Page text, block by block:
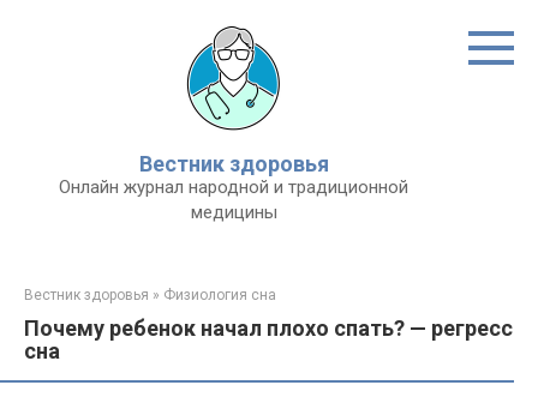
Вестник здоровья
Онлайн журнал народной и традиционной
медицины
Вестник здоровья » Физиология сна
Почему ребенок начал плохо спать? — регресс
сна